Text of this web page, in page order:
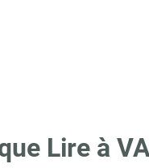
Lire à